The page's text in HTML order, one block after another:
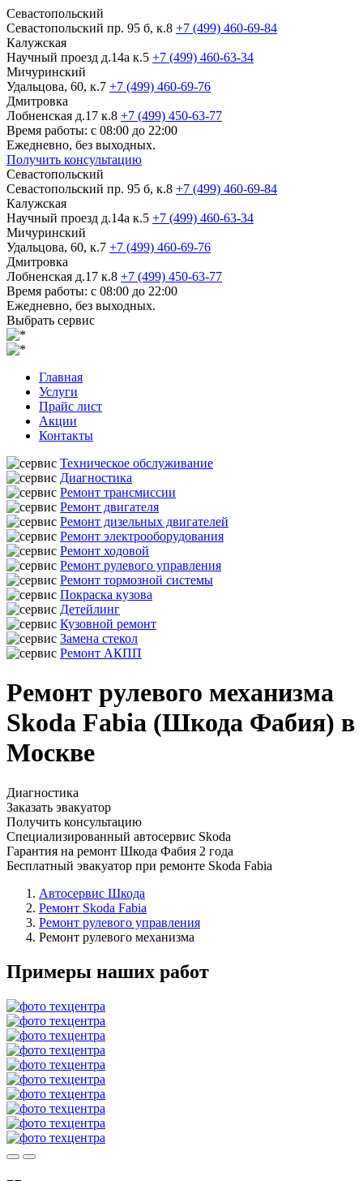
Севастопольский
Севастопольский пр. 95 б, к.8 +7 (499) 460-69-84
Калужская
Научный проезд д.14а к.5 +7 (499) 460-63-34
Мичуринский
Удальцова, 60, к.7 +7 (499) 460-69-76
Дмитровка
Лобненская д.17 к.8 +7 (499) 450-63-77
Время работы: с 08:00 до 22:00
Ежедневно, без выходных.
Получить консультацию
Севастопольский
Севастопольский пр. 95 б, к.8 +7 (499) 460-69-84
Калужская
Научный проезд д.14а к.5 +7 (499) 460-63-34
Мичуринский
Удальцова, 60, к.7 +7 (499) 460-69-76
Дмитровка
Лобненская д.17 к.8 +7 (499) 450-63-77
Время работы: с 08:00 до 22:00
Ежедневно, без выходных.
Выбрать сервис
Главная
Услуги
Прайс лист
Акции
Контакты
Техническое обслуживание
Диагностика
Ремонт трансмиссии
Ремонт двигателя
Ремонт дизельных двигателей
Ремонт электрооборудования
Ремонт ходовой
Ремонт рулевого управления
Ремонт тормозной системы
Покраска кузова
Детейлинг
Кузовной ремонт
Замена стекол
Ремонт АКПП
Ремонт рулевого механизма
Skoda Fabia (Шкода Фабия) в
Москве
Диагностика
Заказать эвакуатор
Получить консультацию
Специализированный автосервис Skoda
Гарантия на ремонт Шкода Фабия 2 года
Бесплатный эвакуатор при ремонте Skoda Fabia
Автосервис Шкода
Ремонт Skoda Fabia
Ремонт рулевого управления
Ремонт рулевого механизма
Примеры наших работ